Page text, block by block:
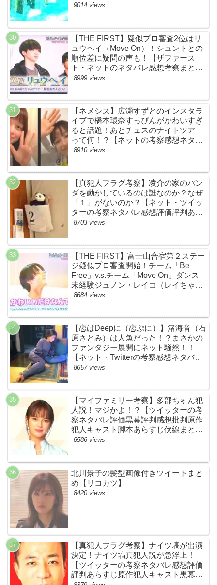
9014 views
【THE FIRST】疑似プロ審査2位はリ
ュウヘイ（Move On）！シュントとの
順位差に疑問の声も！【ザファース
ト・ネットのネタバレ感想考察まと
め・スッキリ・BE:FIRST・ビーファ
8999 views
【ネメシス】広瀬すずとのインスタラ
イブで橋本環奈すっぴんがかわいすぎ
ると話題！あとチェスのナイトツアー
って何！？【ネットの考察感想ネタバ
レまとめ【第９話】
8910 views
【真犯人フラグ考察】凌介の家のパン
ダを動かしているのは誰なのか？なぜ
「１」がないのか？【ネット・ツイッ
ターの考察ネタバレ感想評価評判あら
すじ原作犯人キャスト黒幕伏線まと
8703 views
【THE FIRST】富士山合宿第２ステー
ジ疑似プロ審査開始！チーム「Be
Free」v.s.チーム「Move On」ダンス
未経験ジュノン・レイコ（レイちゃ
ん）頑張れ！ルイルイかわいすぎる
BE:FIRST・ビーファースト】
8684 views
【恋はDeepに（恋ぷに）】渚海音（石
原さとみ）は人魚だった！？まさかの
ファンタジー展開にネット騒然！！
【ネット・Twitterの考察感想ネタバレ
評価評判あらすじまとめ】
8657 views
【マイファミリー考察】多部ちゃん犯
人説！マジかよ！？【ツイッターの考
察ネタバレ評価黒幕評判感想批判原作
犯人キャスト脚本あらすじ伏線まと
め・多部未華子】
8586 views
北川景子の髪型画像付きツイートまと
め【リコカツ】
8420 views
【真犯人フラグ考察】ナイツ塙が出演
決定！ナイツ塙真犯人説が急浮上！
【ツイッターの考察ネタバレ感想評価
評判あらすじ原作犯人キャスト黒幕伏